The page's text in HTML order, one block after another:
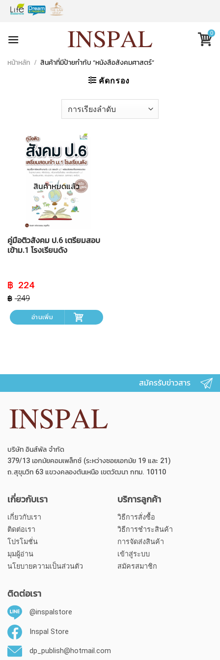
Skip
0
หน้าหลัก / สินค้าที่มีป้ายกำกับ “หนังสือสังคมศาสตร์”
คัดกรอง
สินค้าหมดแล้ว
คู่มือติวสังคม ป.6 เตรียมสอบ
เข้าม.1 โรงเรียนดัง
249
Original
price
was:
฿ 249.
224
Current
price
is:
฿ 224.
อ่านเพิ่ม
สมัครรับข่าวสาร
บริษัท อินส์พัล จำกัด
379/13 เอกมัยคอมเพล็กซ์ (ระหว่างซอยเอกมัย 19 และ 21)
ถ.สุขุมวิท 63 แขวงคลองตันเหนือ เขตวัฒนา กทม. 10110
เกี่ยวกับเรา
เกี่ยวกับเรา
ติดต่อเรา
โปรโมชั่น
มุมผู้อ่าน
นโยบายความเป็นส่วนตัว
บริการลูกค้า
วิธีการสั่งซื้อ
วิธีการชำระสินค้า
การจัดส่งสินค้า
เข้าสู่ระบบ
สมัครสมาชิก
ติดต่อเรา
@inspalstore
Inspal Store
dp_publish@hotmail.com